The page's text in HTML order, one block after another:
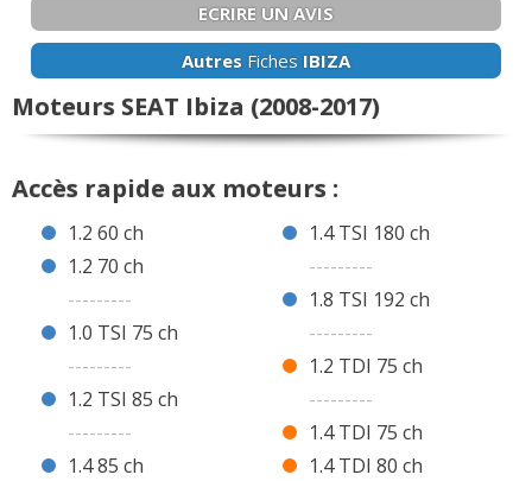
ECRIRE UN AVIS
Autres Fiches IBIZA
Moteurs SEAT Ibiza (2008-2017)
Accès rapide aux moteurs :
1.2 60 ch
1.2 70 ch
---------
1.0 TSI 75 ch
---------
1.2 TSI 85 ch
---------
1.4 85 ch
1.4 TSI 180 ch
---------
1.8 TSI 192 ch
---------
1.2 TDI 75 ch
---------
1.4 TDI 75 ch
1.4 TDI 80 ch